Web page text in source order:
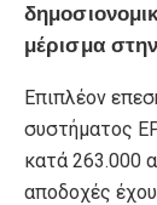
μέρισμα
Επιπλέον
συστήματος
κατά 263.000
αποδοχές